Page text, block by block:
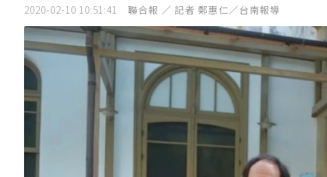
2020-02-10 10:51:41 聯合報 ／ 記者 鄭惠仁／台南報導